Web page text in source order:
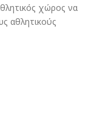
χώρος να
αθλητικούς